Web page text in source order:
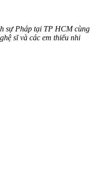
sự Pháp tại TP HCM cùng
sĩ và các em thiếu nhi